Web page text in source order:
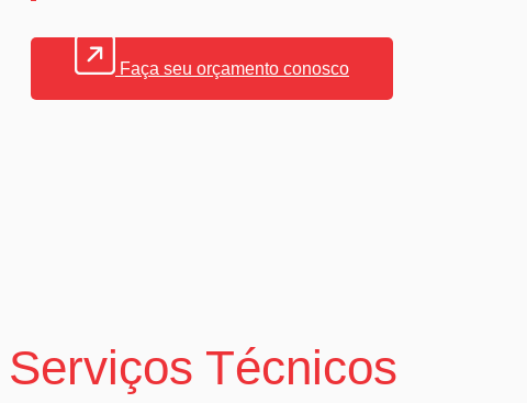
Faça seu orçamento conosco
Serviços Técnicos